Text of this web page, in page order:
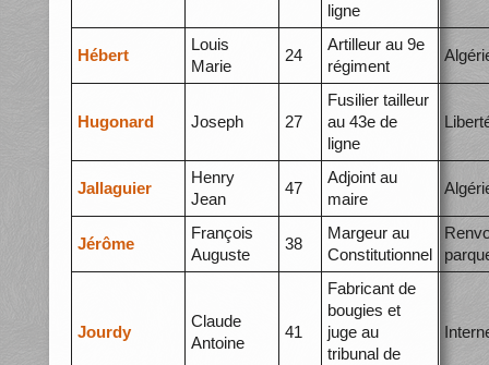
ligne
Hébert
Louis
Marie
24
Artilleur au 9e
régiment
Hugonard Joseph 27
Fusilier tailleur
au 43e de
ligne
Jallaguier
Henry
Jean
47
Adjoint au
maire
Jérôme
François
Auguste
38
Margeur au
Constitutionnel
Jourdy
Claude
Antoine
41
Fabricant de
bougies et
juge au
tribunal de